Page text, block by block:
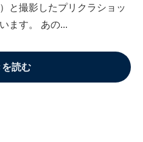
と撮影したプリクラショッ
ます。 あの...
読む